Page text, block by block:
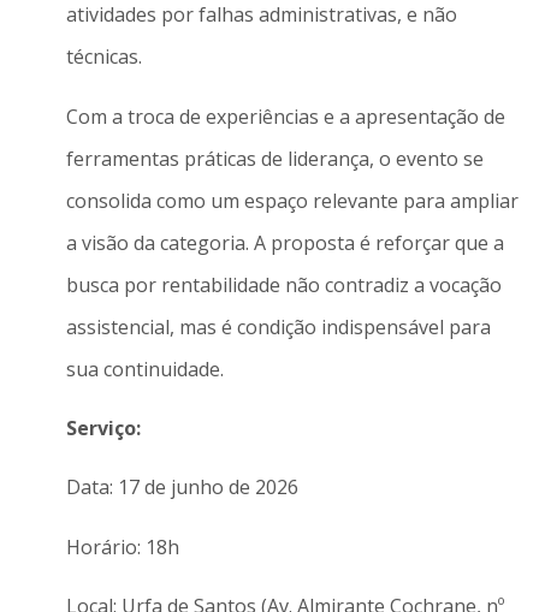
atividades por falhas administrativas, e não
técnicas.
Com a troca de experiências e a apresentação de
ferramentas práticas de liderança, o evento se
consolida como um espaço relevante para ampliar
a visão da categoria. A proposta é reforçar que a
busca por rentabilidade não contradiz a vocação
assistencial, mas é condição indispensável para
sua continuidade.
Serviço:
Data: 17 de junho de 2026
Horário: 18h
Local: Urfa de Santos (Av. Almirante Cochrane, nº